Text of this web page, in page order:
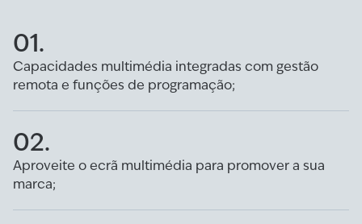
01.
Capacidades multimédia integradas com gestão
remota e funções de programação;
02.
Aproveite o ecrã multimédia para promover a sua
marca;